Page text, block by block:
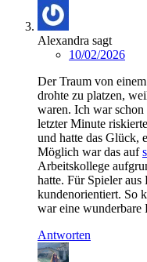
Alexandra sagt
10/02/2026
Der Traum von
drohte zu platzen,
waren. Ich war schon
letzter Minute
und hatte das Glück,
Möglich war das auf
Arbeitskollege
hatte. Für Spieler aus
kundenorientiert. So
war eine wunderbare
Antworten